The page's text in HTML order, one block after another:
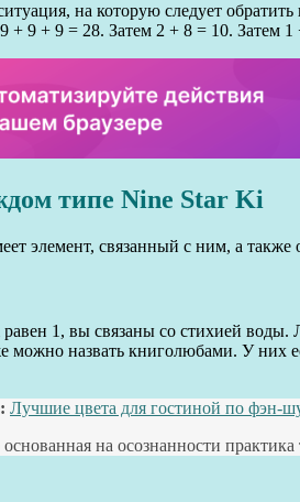
на которую следует
+ 9 + 9 = 28. Затем 2 + 8 = 10. Затем
типе Nine Star Ki
элемент, связанный с ним, а также
1, вы связаны со стихией
можно назвать книголюбами. У них
Лучшие цвета для гостиной по фэн-
на осознанности